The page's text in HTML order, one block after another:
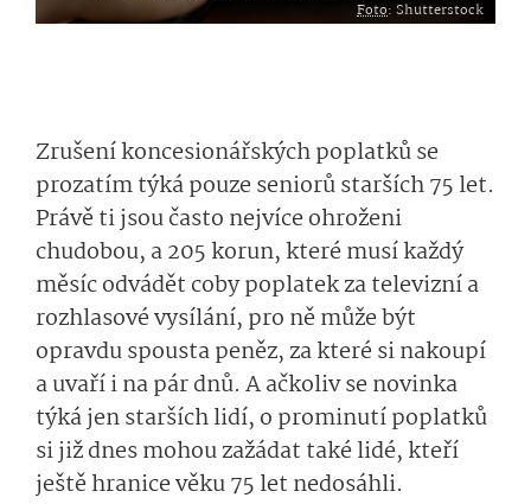
Foto: Shutterstock
Zrušení koncesionářských poplatků se
prozatím týká pouze seniorů starších 75 let.
Právě ti jsou často nejvíce ohroženi
chudobou, a 205 korun, které musí každý
měsíc odvádět coby poplatek za televizní a
rozhlasové vysílání, pro ně může být
opravdu spousta peněz, za které si nakoupí
a uvaří i na pár dnů. A ačkoliv se novinka
týká jen starších lidí, o prominutí poplatků
si již dnes mohou zažádat také lidé, kteří
ještě hranice věku 75 let nedosáhli.